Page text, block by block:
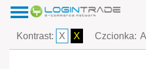
Kontrast: X X Czcionka: A